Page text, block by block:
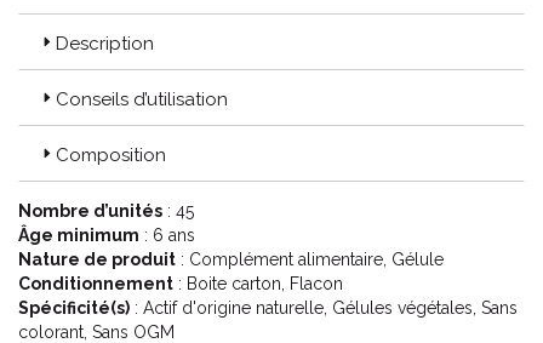
Description
Conseils d’utilisation
Composition
Nombre d’unités : 45
Âge minimum : 6 ans
Nature de produit : Complément alimentaire, Gélule
Conditionnement : Boite carton, Flacon
Spécificité(s) : Actif d'origine naturelle, Gélules végétales, Sans
colorant, Sans OGM